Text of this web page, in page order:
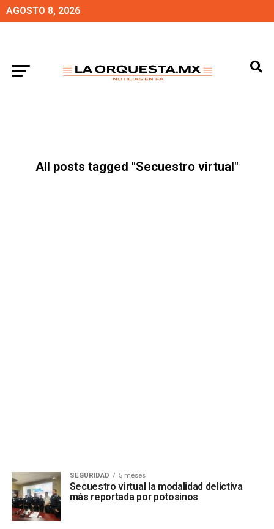
AGOSTO 8, 2026
All posts tagged "Secuestro virtual"
SEGURIDAD 5 meses
Secuestro virtual la modalidad delictiva
más reportada por potosinos